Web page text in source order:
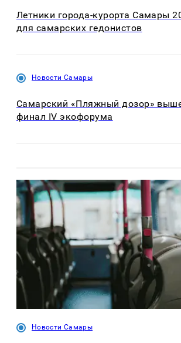
Летники города-курорта Самары
для самарских гедонистов
Новости Самары
Самарский «Пляжный дозор»
финал IV экофорума
Новости Самары